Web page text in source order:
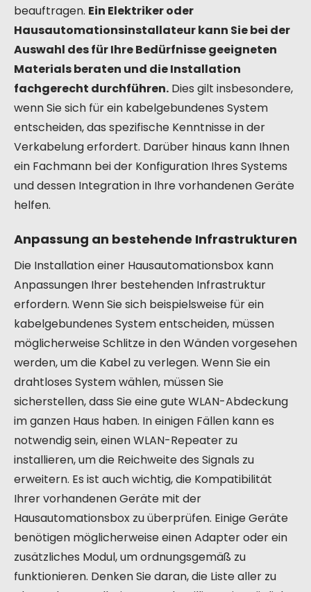
beauftragen. Ein Elektriker oder
Hausautomationsinstallateur kann Sie bei der
Auswahl des für Ihre Bedürfnisse geeigneten
Materials beraten und die Installation
fachgerecht durchführen. Dies gilt insbesondere,
wenn Sie sich für ein kabelgebundenes System
entscheiden, das spezifische Kenntnisse in der
Verkabelung erfordert. Darüber hinaus kann Ihnen
ein Fachmann bei der Konfiguration Ihres Systems
und dessen Integration in Ihre vorhandenen Geräte
helfen.
Anpassung an bestehende Infrastrukturen
Die Installation einer Hausautomationsbox kann
Anpassungen Ihrer bestehenden Infrastruktur
erfordern. Wenn Sie sich beispielsweise für ein
kabelgebundenes System entscheiden, müssen
möglicherweise Schlitze in den Wänden vorgesehen
werden, um die Kabel zu verlegen. Wenn Sie ein
drahtloses System wählen, müssen Sie
sicherstellen, dass Sie eine gute WLAN-Abdeckung
im ganzen Haus haben. In einigen Fällen kann es
notwendig sein, einen WLAN-Repeater zu
installieren, um die Reichweite des Signals zu
erweitern. Es ist auch wichtig, die Kompatibilität
Ihrer vorhandenen Geräte mit der
Hausautomationsbox zu überprüfen. Einige Geräte
benötigen möglicherweise einen Adapter oder ein
zusätzliches Modul, um ordnungsgemäß zu
funktionieren. Denken Sie daran, die Liste aller zu